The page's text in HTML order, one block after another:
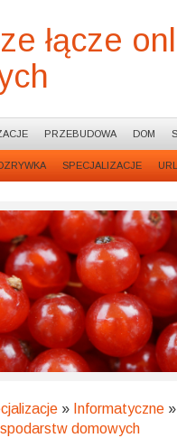
łącze
PRZEBUDOWA DOM
SPECJALIZACJE
» Informatyczne
domowych